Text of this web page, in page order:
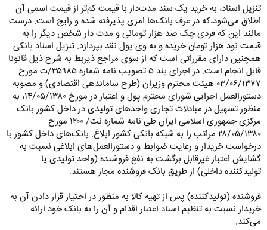
تنزیل اسناد، به خرید یک سند مدت‌دار با قیمت کم‌تر از قیمت اسمی آن
اطلاق می‌شود،که در عرف بانک‌ها امری پذیرفته شده و رایج است. درست
مانند این که فردی چک صد هزار تومانی و مدت دار شخص دیگر را به
قیمت نود هزار تومان خریده و به وی پول نقد بپردازد. تنزیل اسناد بانکی
همچنین دارای مقرراتی است که از سوی مراجع ذیربط به شرح ذیل قانونا
قابل انجام است. در اجرای بند ۵ تصویب نامه شماره ۳۵۹۸۵/ت مورخ
۰۳/۰۶/۱۳۷۷ هیئت محترم وزیران (طرح ساماندهی اقتصادی) و مصوبه
دستورالعمل اجرایی شورای محترم پول و اعتبار در مورخ ۱۴/۰۵/۱۳۸۰، به
منظور تسهیل در مبادلات تجاری واحدهای تولیدی در داخل کشور بانک
مرکزی جمهوری اسلامی ایران طی نامه‌ شماره نت/ ۱۲۰۰ مورخ
۲۸/۰۵/۱۳۸۰ مراتب را به شبکه بانکی کشور ابلاغ. بانک‌های داخل کشور با
درخواست خریدار و رعایت ضوابط و دستورالعمل‌های ابلاغی نسبت به
گشایش اعتبار غیرقابل برگشت به نفع فروشنده (واحد تولیدی یا
تولیدکننده داخلی) از طریق بانک فروشنده مجاز هستند.
فروشنده (تولیدکننده) پس از تهیه کالا به منظور در اختیار قرار دادن آن به
خریدار نسبت به تنظیم اسناد اعتبار اقدام و آن را به بانک خود ارائه
می‌کند.